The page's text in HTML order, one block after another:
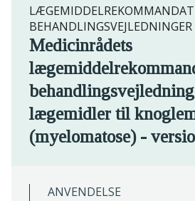
BEHANDLINGSVEJLEDNINGER
Medicinrådets
lægemidler til
(myelomatose) -
ANVENDELSE